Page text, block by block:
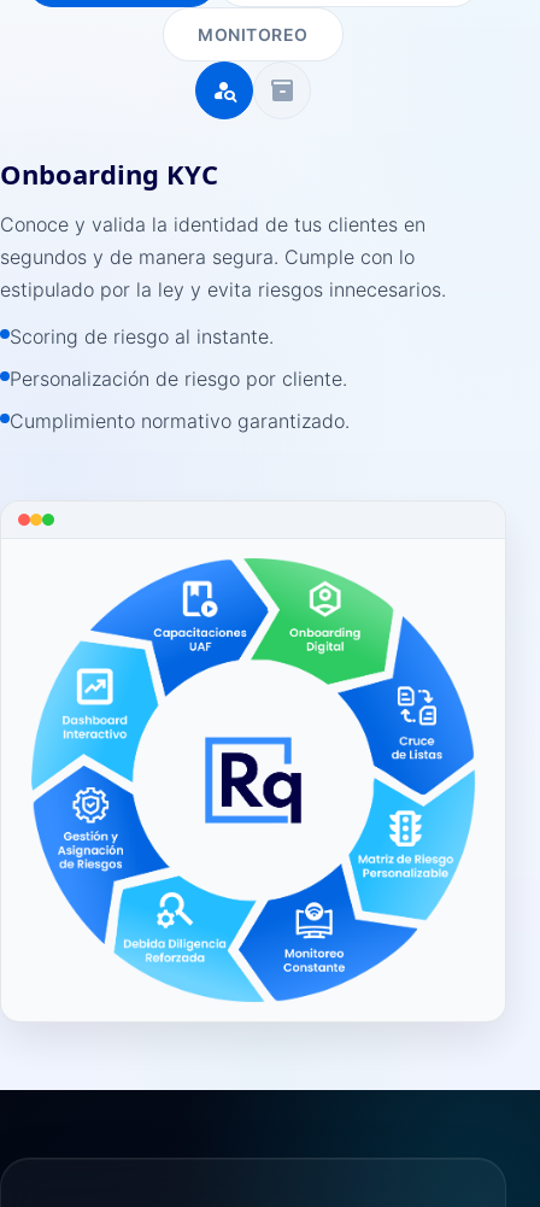
MONITOREO
person_search inventory_2
Onboarding KYC
Conoce y valida la identidad de tus clientes en
segundos y de manera segura. Cumple con lo
estipulado por la ley y evita riesgos innecesarios.
Scoring de riesgo al instante.
Personalización de riesgo por cliente.
Cumplimiento normativo garantizado.